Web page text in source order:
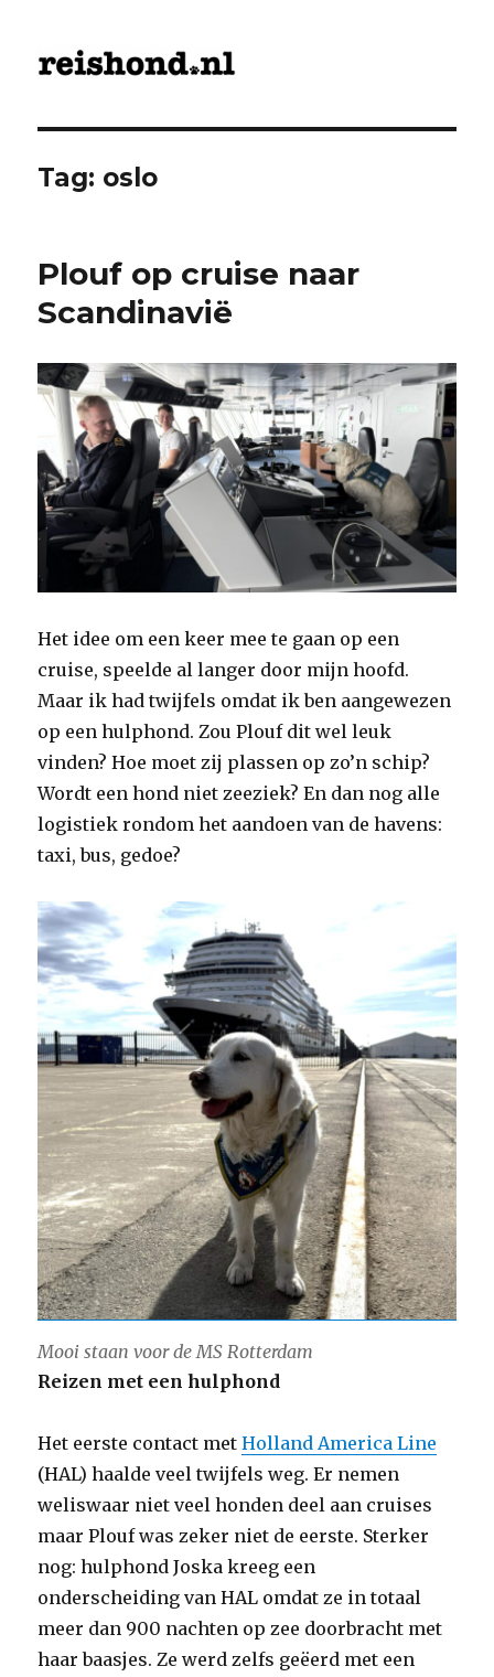
Tag: oslo
Plouf op cruise naar
Scandinavië
Het idee om een keer mee te gaan op een
cruise, speelde al langer door mijn hoofd.
Maar ik had twijfels omdat ik ben aangewezen
op een hulphond. Zou Plouf dit wel leuk
vinden? Hoe moet zij plassen op zo’n schip?
Wordt een hond niet zeeziek? En dan nog alle
logistiek rondom het aandoen van de havens:
taxi, bus, gedoe?
Mooi staan voor de MS Rotterdam
Reizen met een hulphond
Het eerste contact metHolland America Line
(HAL) haalde veel twijfels weg. Er nemen
weliswaar niet veel honden deel aan cruises
maar Plouf was zeker niet de eerste. Sterker
nog: hulphond Joska kreeg een
onderscheiding van HAL omdat ze in totaal
meer dan 900 nachten op zee doorbracht met
haar baasjes. Ze werd zelfs geëerd met een